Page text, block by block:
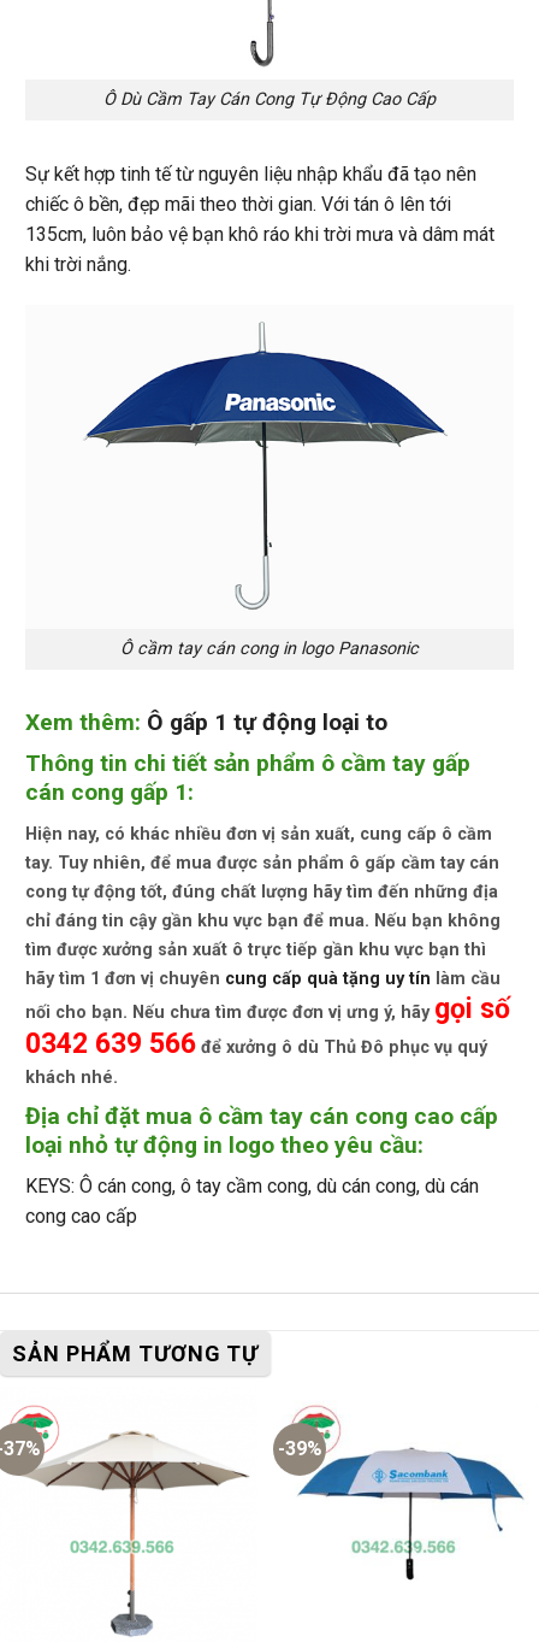
Ô Dù Cầm Tay Cán Cong Tự Động Cao Cấp
Sự kết hợp tinh tế từ nguyên liệu nhập khẩu đã tạo nên
chiếc ô bền, đẹp mãi theo thời gian. Với tán ô lên tới
135cm, luôn bảo vệ bạn khô ráo khi trời mưa và dâm mát
khi trời nắng.
Ô cầm tay cán cong in logo Panasonic
Xem thêm: Ô gấp 1 tự động loại to
Thông tin chi tiết sản phẩm ô cầm tay gấp
cán cong gấp 1:
Hiện nay, có khác nhiều đơn vị sản xuất, cung cấp ô cầm
tay. Tuy nhiên, để mua được sản phẩm ô gấp cầm tay cán
cong tự động tốt, đúng chất lượng hãy tìm đến những địa
chỉ đáng tin cậy gần khu vực bạn để mua. Nếu bạn không
tìm được xưởng sản xuất ô trực tiếp gần khu vực bạn thì
hãy tìm 1 đơn vị chuyên cung cấp quà tặng uy tín làm cầu
nối cho bạn. Nếu chưa tìm được đơn vị ưng ý, hãy gọi số
0342 639 566 để xưởng ô dù Thủ Đô phục vụ quý
khách nhé.
Địa chỉ đặt mua ô cầm tay cán cong cao cấp
loại nhỏ tự động in logo theo yêu cầu:
KEYS: Ô cán cong, ô tay cầm cong, dù cán cong, dù cán
cong cao cấp
SẢN PHẨM TƯƠNG TỰ
-39%